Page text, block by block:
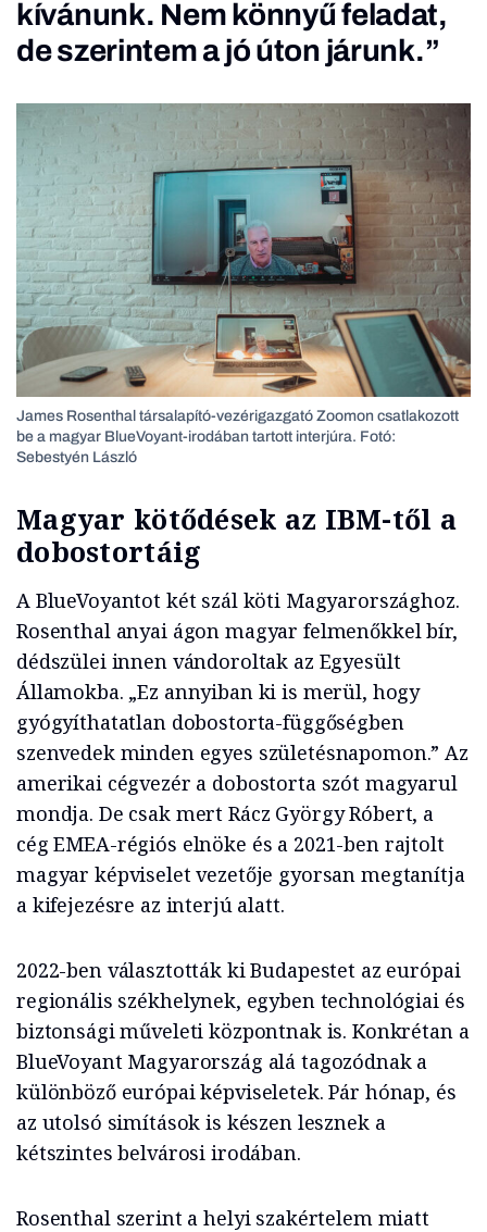
kívánunk. Nem könnyű feladat,
de szerintem a jó úton járunk.”
James Rosenthal társalapító-vezérigazgató Zoomon csatlakozott
be a magyar BlueVoyant-irodában tartott interjúra. Fotó:
Sebestyén László
Magyar kötődések az IBM-től a
dobostortáig
A BlueVoyantot két szál köti Magyarországhoz.
Rosenthal anyai ágon magyar felmenőkkel bír,
dédszülei innen vándoroltak az Egyesült
Államokba. „Ez annyiban ki is merül, hogy
gyógyíthatatlan dobostorta-függőségben
szenvedek minden egyes születésnapomon.” Az
amerikai cégvezér a dobostorta szót magyarul
mondja. De csak mert Rácz György Róbert, a
cég EMEA-régiós elnöke és a 2021-ben rajtolt
magyar képviselet vezetője gyorsan megtanítja
a kifejezésre az interjú alatt.
2022-ben választották ki Budapestet az európai
regionális székhelynek, egyben technológiai és
biztonsági műveleti központnak is. Konkrétan a
BlueVoyant Magyarország alá tagozódnak a
különböző európai képviseletek. Pár hónap, és
az utolsó simítások is készen lesznek a
kétszintes belvárosi irodában.
Rosenthal szerint a helyi szakértelem miatt